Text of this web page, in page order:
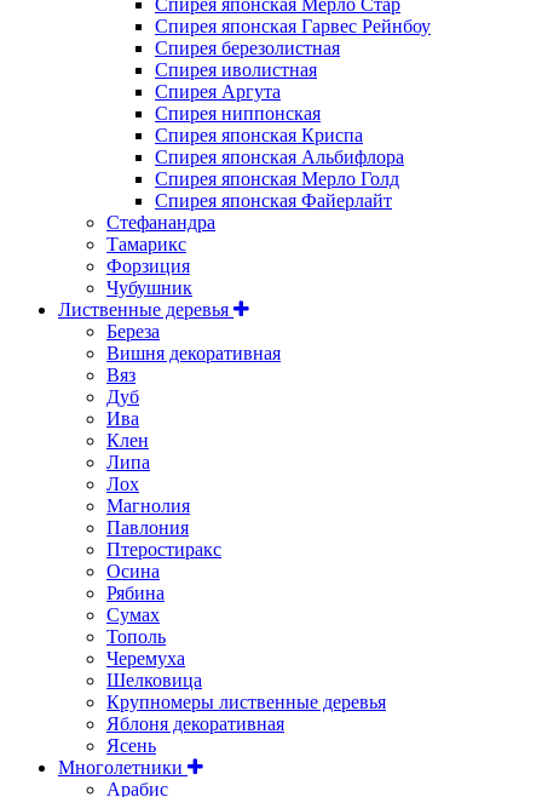
Спирея японская Гарвес Рейнбоу
Спирея березолистная
Спирея иволистная
Спирея Аргута
Спирея ниппонская
Спирея японская Криспа
Спирея японская Альбифлора
Спирея японская Мерло Голд
Спирея японская Файерлайт
Стефанандра
Тамарикс
Форзиция
Чубушник
Лиственные деревья
Береза
Вишня декоративная
Вяз
Дуб
Ива
Клен
Липа
Лох
Магнолия
Павлония
Птеростиракс
Осина
Рябина
Сумах
Тополь
Черемуха
Шелковица
Крупномеры лиственные деревья
Яблоня декоративная
Ясень
Многолетники
Арабис